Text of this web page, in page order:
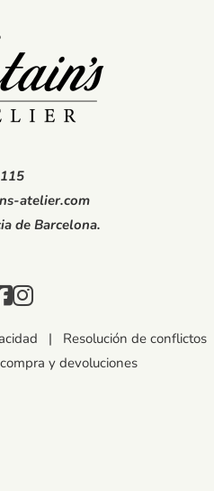
atelier.com
de Barcelona.
| Resolución de conflictos
y devoluciones